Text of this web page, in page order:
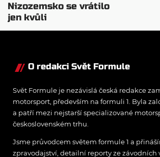
Nizozemsko se vrátilo
jen kvůli
Verstappenovi, říká
O redakci Svět Formule
Svět Formule je nezávislá česká redakce
motorsport, především na formuli 1. Byla
a patří mezi nejstarší specializované
československém trhu.
Jsme průvodcem světem formule 1 a
zpravodajství, detailní reporty ze závodních